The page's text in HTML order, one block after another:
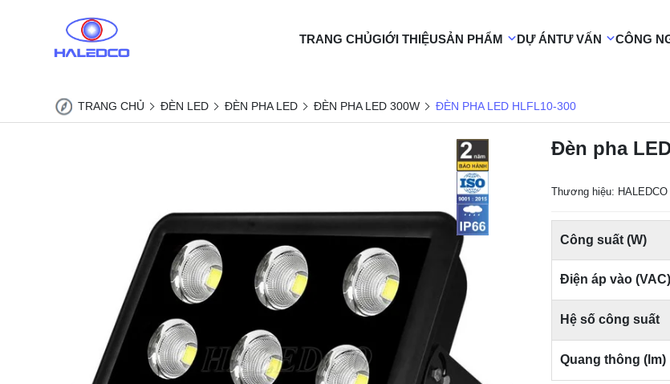
TRANG CHỦGIỚI THIỆUSẢN PHẨM DỰ ÁNTƯ VẤN CÔNG
TRANG CHỦ ĐÈN LED ĐÈN PHA LED ĐÈN PHA LED 300W ĐÈN PHA LED HLFL10-300
Đèn pha
Thương hiệu: HALEDCO
Công suất (W)
Điện áp vào
Hệ số công suất
Quang thông (lm)